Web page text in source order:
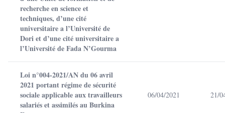
recherche en science et
techniques, d’une cité
universitaire a l’Université de
Dori et d’une cité universitaire a
l’Université de Fada N’Gourma
Loi n°004-2021/AN du 06 avril
2021 portant régime de sécurité
sociale applicable aux travailleurs
salariés et assimilés au Burkina
06/04/2021 21/